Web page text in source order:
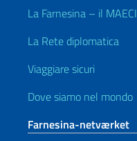
La Farnesina – il MAECI
La Rete diplomatica
Viaggiare sicuri
Dove siamo nel mondo
Farnesina-netværket